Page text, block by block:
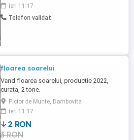
ieri 11:17
Telefon validat
floarea soarelui
Vand floarea soarelui, productie 2022,
curata, 2 tone.
Picior de Munte, Dambovita
ieri 11:17
2 RON
3 RON